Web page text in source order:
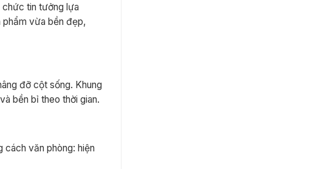
chức tin tưởng lựa
phẩm vừa bền đẹp,
đỡ cột sống. Khung
bền bỉ theo thời gian.
cách văn phòng: hiện